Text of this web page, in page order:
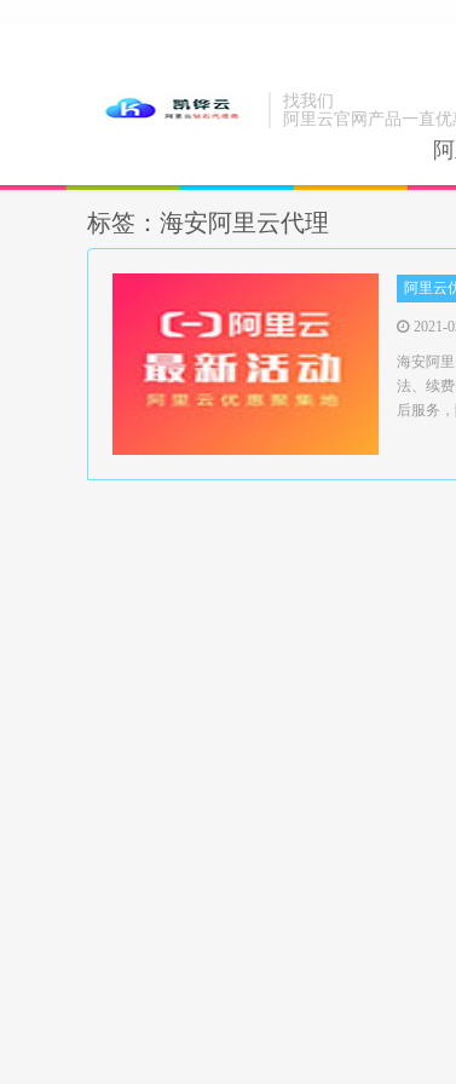
找我们
阿里云官网产品一直优
标签：海安阿里云代理
阿里云
2021-
海安阿
法、续
后服务